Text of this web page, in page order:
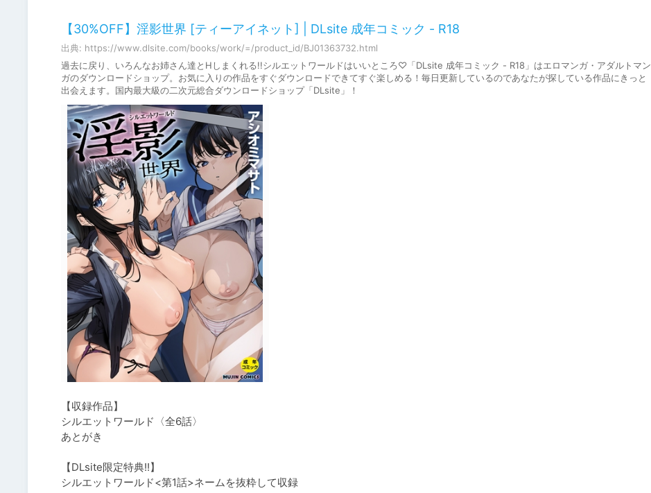
【30%OFF】淫影世界 [ティーアイネット] | DLsite 成年コミック - R18
出典: https://www.dlsite.com/books/work/=/product_id/BJ01363732.html
過去に戻り、いろんなお姉さん達とHしまくれる!!シルエットワールドはいいところ♡「DLsite 成年コミック - R18」はエロマンガ・アダルトマン
ガのダウンロードショップ。お気に入りの作品をすぐダウンロードできてすぐ楽しめる！毎日更新しているのであなたが探している作品にきっと
出会えます。国内最大級の二次元総合ダウンロードショップ「DLsite」！
【収録作品】
シルエットワールド〈全6話〉
あとがき
【DLsite限定特典!!】
シルエットワールド<第1話>ネームを抜粋して収録